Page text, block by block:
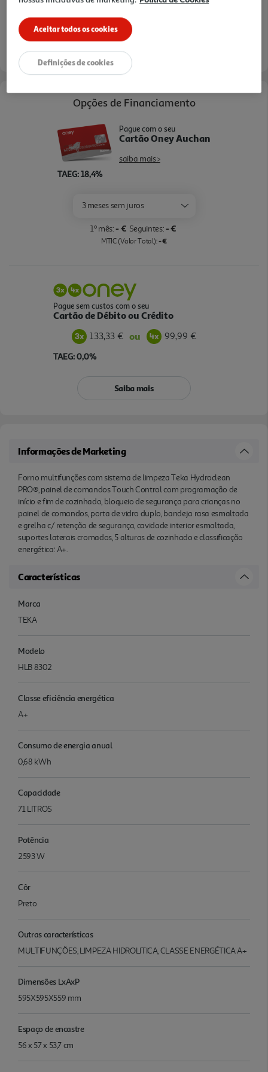
*Mediante disponibilidade de slot de entrega e stock em loja.
Opções de Financiamento
TAEG: 18,4%
Pague com o seu
Cartão Oney Auchan
saiba mais >
3 meses sem juros
1º mês:- € Seguintes:- €
MTIC (Valor Total):- €
Pague sem custos com o seu
Cartão de Débito ou Crédito
133,33 € ou 99,99 €
TAEG: 0,0%
Saiba mais
Informações de Marketing
Forno multifunções com sistema de limpeza Teka Hydroclean
PRO®, painel de comandos Touch Control com programação de
início e fim de cozinhado, bloqueio de segurança para crianças no
painel de comandos, porta de vidro duplo, bandeja rasa esmaltada
e grelha c/ retenção de segurança, cavidade interior esmaltada,
suportes laterais cromados, 5 alturas de cozinhado e classificação
energética: A+.
Características
Marca
TEKA
Modelo
HLB 8302
Classe eficiência energética
A+
Consumo de energia anual
0,68 kWh
Capacidade
71 LITROS
Potência
2593 W
Côr
Preto
Outras características
MULTIFUNÇÕES, LIMPEZA HIDROLITICA, CLASSE ENERGÉTICA A+
Dimensões LxAxP
595X595X559 mm
Espaço de encastre
56 x 57 x 53,7 cm
Aceitar todos os cookies
Definições de cookies